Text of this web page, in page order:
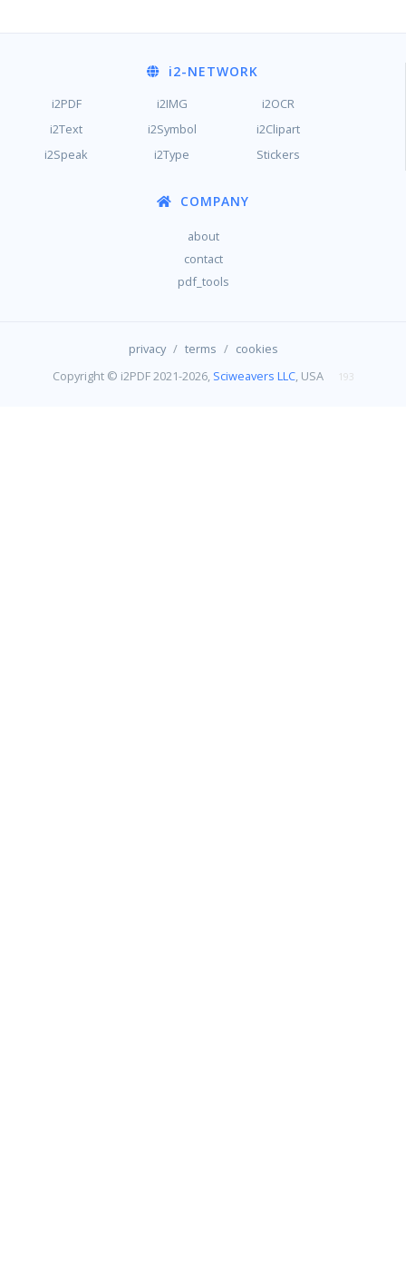
i2-NETWORK
i2PDF i2IMG
i2OCR
i2Text
i2Symbol
i2Clipart
i2Speak
i2Type Stickers
COMPANY
about
contact
pdf_tools
privacy / terms / cookies
Copyright © i2PDF 2021-2026, Sciweavers LLC, USA 193